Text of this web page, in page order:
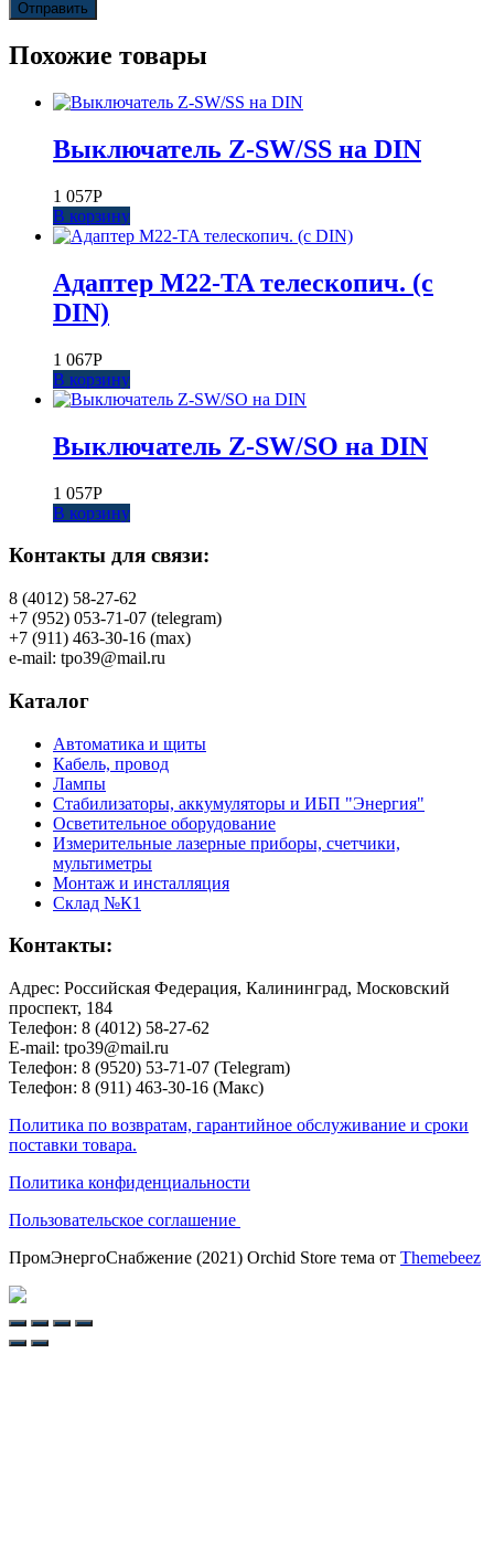
Похожие товары
Выключатель Z-SW/SS на DIN
1 057Р
В корзину
Адаптер M22-TA телескопич. (с
DIN)
1 067Р
В корзину
Выключатель Z-SW/SO на DIN
1 057Р
В корзину
Контакты для связи:
8 (4012) 58-27-62
+7 (952) 053-71-07 (telegram)
+7 (911) 463-30-16 (max)
e-mail: tpo39@mail.ru
Каталог
Автоматика и щиты
Кабель, провод
Лампы
Стабилизаторы, аккумуляторы и ИБП "Энергия"
Осветительное оборудование
Измерительные лазерные приборы, счетчики,
мультиметры
Монтаж и инсталляция
Склад №К1
Контакты:
Адрес: Российская Федерация, Калининград, Московский
проспект, 184
Телефон: 8 (4012) 58-27-62
E-mail: tpo39@mail.ru
Телефон: 8 (9520) 53-71-07 (Telegram)
Телефон: 8 (911) 463-30-16 (Макс)
Политика по возвратам, гарантийное обслуживание и сроки
поставки товара.
Политика конфиденциальности
Пользовательское соглашение
ПромЭнергоСнабжение (2021) Orchid Store тема от Themebeez